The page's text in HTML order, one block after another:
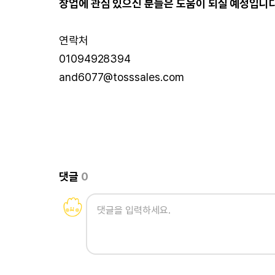
창업에 관심 있으신 분들은 도움이 되실 예정입니
연락처
01094928394
and6077@tosssales.com
댓글 0